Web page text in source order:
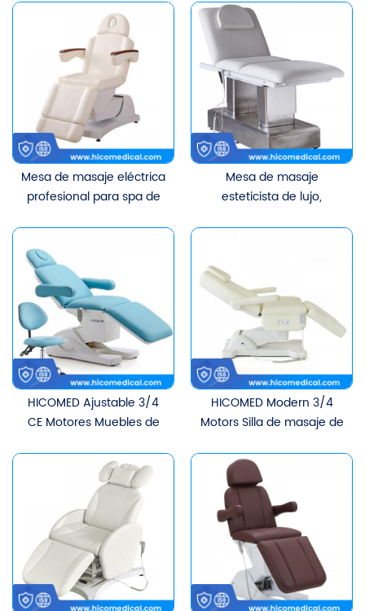
lujo para salón
masaje de los muebles
del salón del balneario
del OEM con los motores
3/4
Mesa de masaje eléctrica
profesional para spa de
Mesa de masaje
esteticista de lujo,
cosmético, cama de
masaje Facial de belleza
HICOMED Ajustable 3/4
CE Motores Muebles de
de belleza Cama de
terapia facial cosmética
Cama de masaje con
función de calefacción
HICOMED Modern 3/4
Motors Silla de masaje de
Muebles de salón de spa
Cama cosmética facial
Cama de masaje
multifuncional